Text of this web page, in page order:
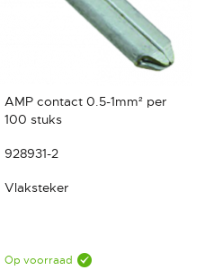
AMP contact 0.5-1mm² per
100 stuks
928931-2
Vlaksteker
Op voorraad